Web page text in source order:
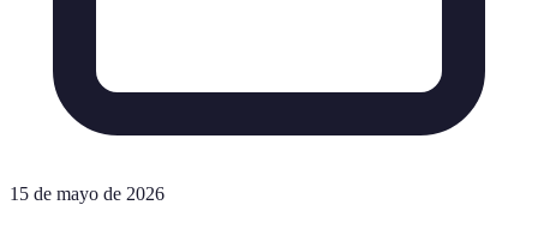
15 de mayo de 2026